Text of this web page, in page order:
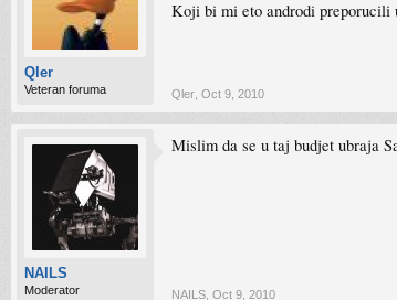
Qler
Veteran foruma
Koji bi mi eto androdi preporucili
Qler Oct 9, 2010
NAILS
Moderator
Mislim da se u taj budjet ubraja
NAILS Oct 9, 2010